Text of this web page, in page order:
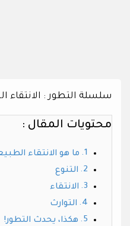
سلسلة التطور : الانتقاء
محتويات المقال :
ما هو الانتقاء
التنوع
الانتقاء
التوارث
هكذا، يحدث التطور!